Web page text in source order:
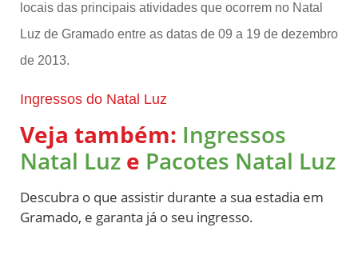
locais das principais atividades que ocorrem no Natal
Luz de Gramado entre as datas de 09 a 19 de dezembro
de 2013.
Ingressos do Natal Luz
Veja também: Ingressos
Natal Luz e Pacotes Natal Luz
Descubra o que assistir durante a sua estadia em
Gramado, e garanta já o seu ingresso.